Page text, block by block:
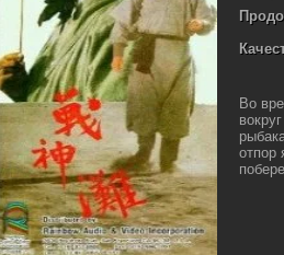
Во
отпор